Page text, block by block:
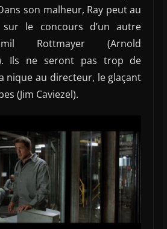
son malheur, Ray peut au
le concours d’un autre
Rottmayer (Arnold
Ils ne seront pas trop de
nique au directeur, le glaçant
(Jim Caviezel).